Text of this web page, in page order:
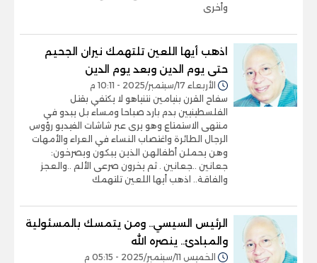
وأخرى
اذهب أيها اللعين تلتهمك نيران الجحيم
حتى يوم الدين وبعد يوم الدين
الأربعاء 17/سبتمبر/2025 - 10:11 م
سفاح القرن بنيامين نتنياهو لا يكتفي بقتل
الفلسطينيين بدم بارد صباحا ومساء بل يبدو في
منتهى الاستمتاع وهو يرى عبر شاشات الفيديو رؤوس
الرجال الطائرة واغتصاب النساء في العراء والأمهات
وهن يحملن أطفالهن الذين يبكون ويصرخون:
جعانين ..جعانين . ثم يخرون صرعى الألم ..والعجز
والفاقة.. اذهب أيها اللعين تلتهمك
الرئيس السيسي.. ومن يتمسك بالمسئولية
والمبادئ.. ينصره الله
الخميس 11/سبتمبر/2025 - 05:15 م